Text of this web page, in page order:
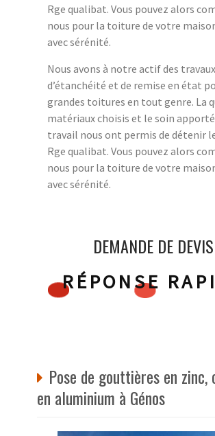
Rge qualibat. Vous pouvez alors
nous pour la toiture de votre
avec sérénité.
Nous avons à notre actif des travaux
d’étanchéité et de remise en état
grandes toitures en tout genre. La
matériaux choisis et le soin apporté
travail nous ont permis de détenir
Rge qualibat. Vous pouvez alors
nous pour la toiture de votre
avec sérénité.
DEMANDE DE DEVIS
RÉPONSE
Pose de gouttières en zinc,
en aluminium à Génos